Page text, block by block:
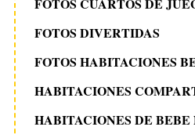
FOTOS CUARTOS DE
FOTOS DIVERTIDAS
FOTOS HABITACIONES
HABITACIONES
HABITACIONES DE BEBE